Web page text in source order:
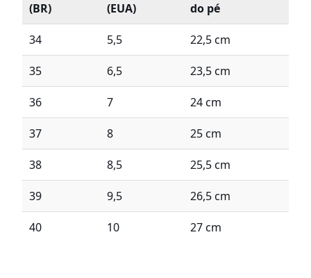
(BR)
(EUA)
do pé
34 5,5 22,5 cm
35 6,5 23,5 cm
36 7 24 cm
37 8 25 cm
38 8,5 25,5 cm
39 9,5 26,5 cm
40 10 27 cm